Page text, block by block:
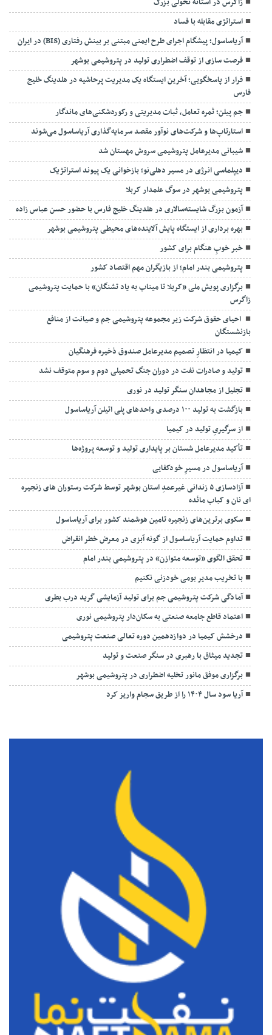
استراتژی مقابله با فساد
آریاساسول؛ پیشگام اجرای طرح ایمنی مبتنی بر بینش رفتاری (BIS) در ایران
فرصت سازی از توقف اضطراری تولید در پتروشیمی بوشهر
فرار از پاسخگویی؛ آخرین ایستگاه یک مدیریت پرحاشیه در هلدینگ خلیج
فارس
جم پیلن؛ ثمره تعامل، ثبات مدیریتی و رکوردشکنی‌های ماندگار
استارتاپ‌ها و شرکت‌های نوآور مقصد سرما‌یه‌گذاری آریاساسول می‌شوند
شیبانی مدیرعامل پتروشیمی سروش مهستان شد
دیپلماسی انرژی در مسیر دهلی‌نو؛ بازخوانی یک پیوند استراتژیک
پتروشیمی بوشهر در سوگ علمدار کربلا
آزمون بزرگ شایسته‌سالاری در هلدینگ خلیج فارس با حضور حسن عباس زاده
بهره برداری از ایستگاه پایش آلاینده‌های محیطی پتروشیمی بوشهر
خبر خوبِ هنگام برای کشور
پتروشیمی بندر امام؛ از بازیگران مهم اقتصاد کشور
برگزاری پویش ملی «کربلا تا میناب به یاد تشنگان» با حمایت پتروشیمی
زاگرس
احیای حقوق شرکت زیر مجموعه پتروشیمی جم و صیانت از منافع
بازنشستگان
کیمیا در انتظارِ تصمیم مدیرعامل صندوق ذخیره فرهنگیان
تولید و صادرات نفت در دوران جنگ تحمیلی دوم و سوم متوقف نشد
تجلیل از مجاهدان سنگر تولید در نوری
بازگشت به تولید ۱۰۰ درصدی واحدهای پلی اتیلن آریاساسول
از سرگیریِ تولید در کیمیا
تأکید مدیرعامل شستان بر پایداری تولید و توسعه پروژه‌ها
آریاساسول در مسیرِ خودکفایی
آزادسازی ۵ زندانی غیرعمدِ استان بوشهر توسط شرکت رستوران های زنجیره
ای نان و کباب مائده
سکوی برترین‌های زنجیره تامین هوشمند کشور برای آریاساسول
تداوم حمایت آریاساسول از گونه آبزی در معرض خطر انقراض
تحقق الگوی «توسعه متوازن» در پتروشیمی بندر امام
با تخریب مدیر بومی خودزنی نکنیم
آمادگی شرکت پتروشیمی جم برای تولید آزمایشی گرید درب بطری
اعتماد قاطع جامعه صنعتی به سکان‌دار پتروشیمی نوری
درخشش کیمیا در دوازدهمین دوره تعالی صنعت پتروشیمی
تجدید میثاق با رهبری در سنگر صنعت و تولید
برگزاری موفق مانور تخلیه اضطراری در پتروشیمی بوشهر
آریا سود سال ۱۴۰۴ را از طریق سجام واریز کرد